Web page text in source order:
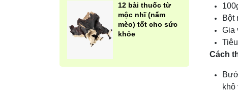
Bột
Gia
Cách
khô
12 bài thuốc từ
mộc nhĩ (nấm
mèo) tốt cho sức
khỏe